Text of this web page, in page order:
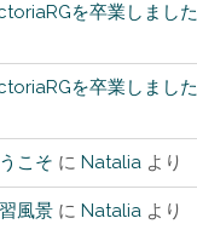
を卒業しました
を卒業しました
こそ に Nataliaより
風景に Nataliaより